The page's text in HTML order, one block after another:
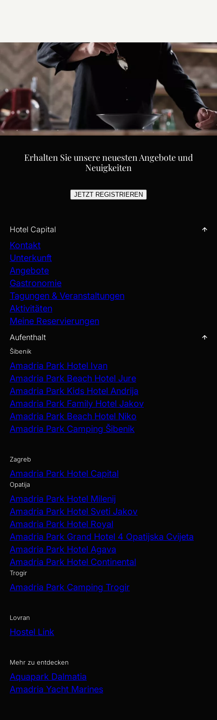
Erhalten Sie unsere neuesten Angebote und
Neuigkeiten
JETZT REGISTRIEREN
Hotel Capital
Kontakt
Unterkunft
Angebote
Gastronomie
Tagungen & Veranstaltungen
Aktivitäten
Meine Reservierungen
Aufenthalt
Šibenik
Amadria Park Hotel Ivan
Amadria Park Beach Hotel Jure
Amadria Park Kids Hotel Andrija
Amadria Park Family Hotel Jakov
Amadria Park Beach Hotel Niko
Amadria Park Camping Šibenik
Zagreb
Amadria Park Hotel Capital
Opatija
Amadria Park Hotel Milenij
Amadria Park Hotel Sveti Jakov
Amadria Park Hotel Royal
Amadria Park Grand Hotel 4 Opatijska Cvijeta
Amadria Park Hotel Agava
Amadria Park Hotel Continental
Trogir
Amadria Park Camping Trogir
Lovran
Hostel Link
Mehr zu entdecken
Aquapark Dalmatia
Amadria Yacht Marines